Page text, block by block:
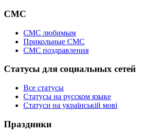
СМС
СМС любимым
Прикольные СМС
СМС поздравления
Статусы для социальных сетей
Все статусы
Статусы на русском языке
Статуси на українській мові
Праздники